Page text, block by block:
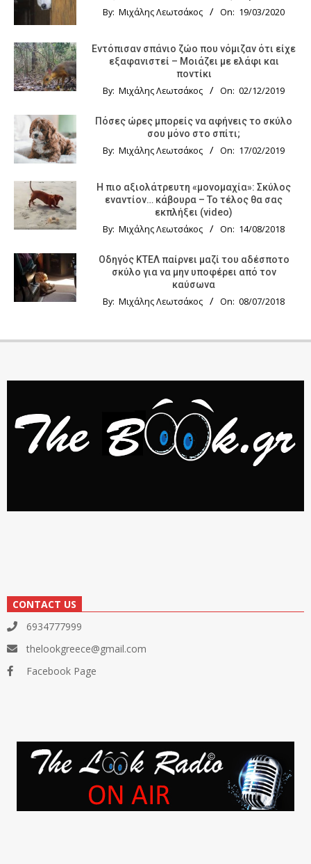
By: Μιχάλης Λεωτσάκος On: 19/03/2020
Εντόπισαν σπάνιο ζώο που νόμιζαν ότι είχε
εξαφανιστεί – Μοιάζει με ελάφι και
ποντίκι
By: Μιχάλης Λεωτσάκος On: 02/12/2019
Πόσες ώρες μπορείς να αφήνεις το σκύλο
σου μόνο στο σπίτι;
By: Μιχάλης Λεωτσάκος On: 17/02/2019
Η πιο αξιολάτρευτη «μονομαχία»: Σκύλος
εναντίον… κάβουρα – Το τέλος θα σας
εκπλήξει (video)
By: Μιχάλης Λεωτσάκος On: 14/08/2018
Οδηγός KTΕΛ παίρνει μαζί του αδέσποτο
σκύλο για να μην υποφέρει από τον
καύσωνα
By: Μιχάλης Λεωτσάκος On: 08/07/2018
CONTACT US
6934777999
thelookgreece@gmail.com
Facebook Page